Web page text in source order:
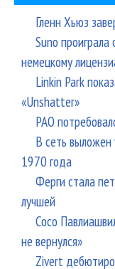
Гленн Хьюз
Suno
немецкому
Linkin Park
«Unshatter»
РАО
В сеть выложен
1970 года
Ферги стала
лучшей
Сосо
не вернулся»
Zivert